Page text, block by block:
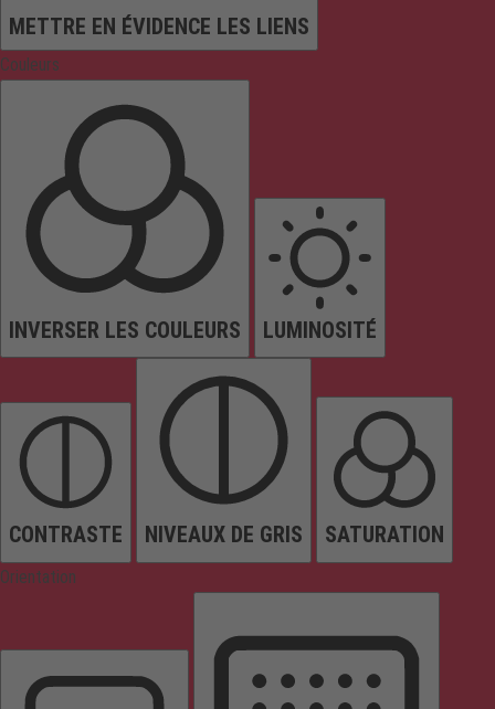
METTRE EN ÉVIDENCE LES LIENS
Couleurs
INVERSER LES COULEURS LUMINOSITÉ
CONTRASTE NIVEAUX DE GRIS SATURATION
Orientation